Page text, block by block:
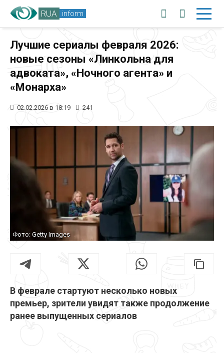
RUA inform
Лучшие сериалы февраля 2026:
новые сезоны «Линкольна для
адвоката», «Ночного агента» и
«Монарха»
02.02.2026 в 18:19 241
Фото: Getty Images
В феврале стартуют несколько новых
премьер, зрители увидят также продолжение
ранее выпущенных сериалов